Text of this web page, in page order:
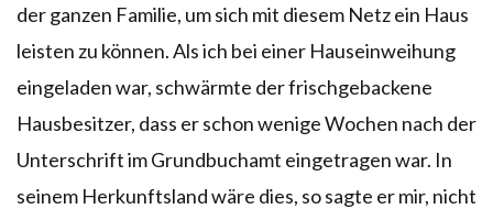
der ganzen Familie, um sich mit diesem Netz ein Haus
leisten zu können. Als ich bei einer Hauseinweihung
eingeladen war, schwärmte der frischgebackene
Hausbesitzer, dass er schon wenige Wochen nach der
Unterschrift im Grundbuchamt eingetragen war. In
seinem Herkunftsland wäre dies, so sagte er mir, nicht